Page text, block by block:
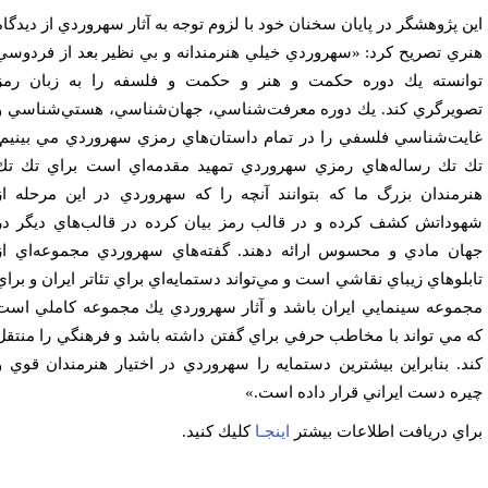
پژوهشگر در پايان سخنان خود با لزوم توجه به آثار سهروردي از ديدگاه
تصريح كرد: «سهروردي خيلي هنرمندانه و بي نظير بعد از فردوسي
يك دوره حكمت و هنر و حكمت و فلسفه را به زبان رمز
كند. يك دوره معرفت‌شناسي، جهان‌شناسي، هستي‌شناسي و
فلسفي را در تمام داستان‌هاي رمزي سهروردي مي بينيم.
تك رساله‌هاي رمزي سهروردي تمهيد مقدمه‌اي است براي تك تك
بزرگ ما كه بتوانند آنچه را كه سهروردي در اين مرحله از
كشف كرده و در قالب رمز بيان كرده در قالب‌هاي ديگر در
مادي و محسوس ارائه دهند. گفته‌هاي سهروردي مجموعه‌اي از
زيباي نقاشي است و مي‌تواند دستمايه‌اي براي تئاتر ايران و براي
سينمايي ايران باشد و آثار سهروردي يك مجموعه كاملي است
مي تواند با مخاطب حرفي براي گفتن داشته باشد و فرهنگي را منتقل
بنابراين بيشترين دستمايه را سهروردي در اختيار هنرمندان قوي و
دست ايراني قرار داده است.»
دريافت اطلاعات بيشتراينجـاكليك كنيد.